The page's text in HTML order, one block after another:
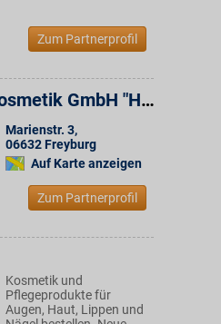
Zum Partnerprofil
Friseur- und Kosmetik GmbH "Haarpflege"
Marienstr. 3,
06632 Freyburg
Auf Karte anzeigen
Zum Partnerprofil
Kosmetik und
Pflegeprodukte für
Augen, Haut, Lippen und